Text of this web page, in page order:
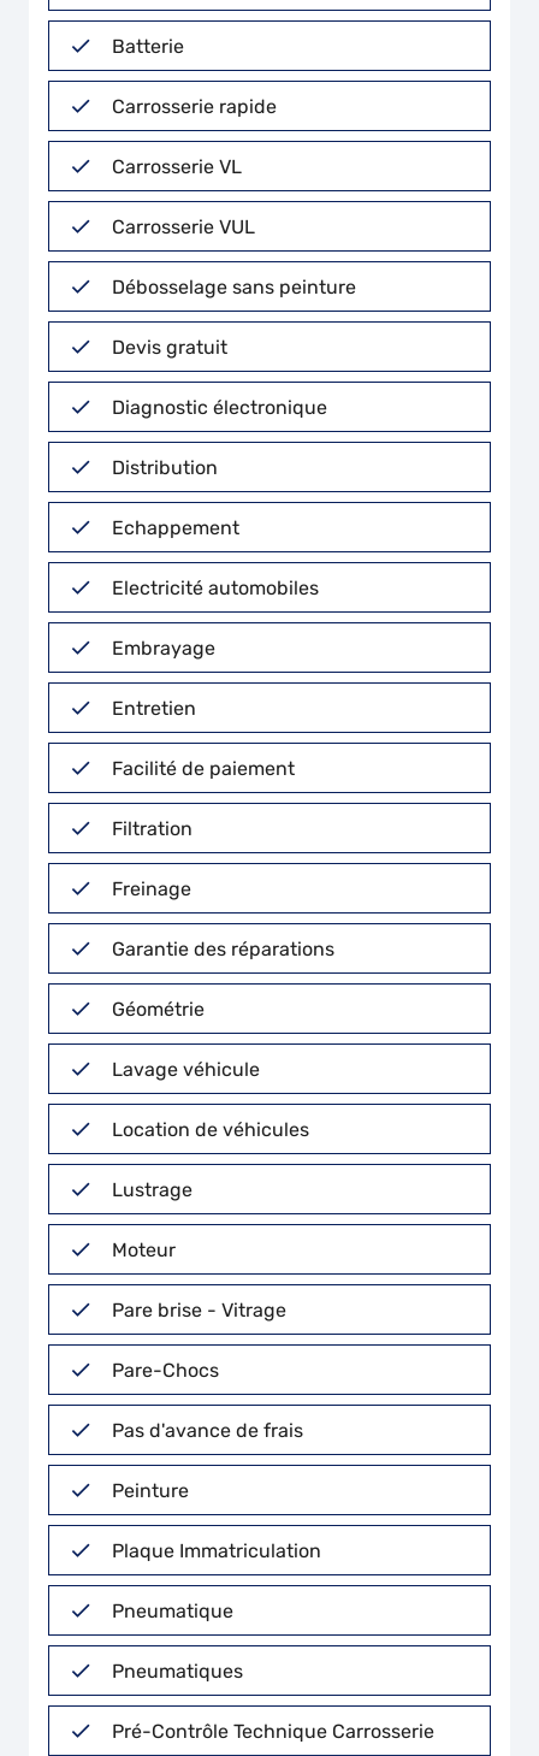
Batterie
Carrosserie rapide
Carrosserie VL
Carrosserie VUL
Débosselage sans peinture
Devis gratuit
Diagnostic électronique
Distribution
Echappement
Electricité automobiles
Embrayage
Entretien
Facilité de paiement
Filtration
Freinage
Garantie des réparations
Géométrie
Lavage véhicule
Location de véhicules
Lustrage
Moteur
Pare brise - Vitrage
Pare-Chocs
Pas d'avance de frais
Peinture
Plaque Immatriculation
Pneumatique
Pneumatiques
Pré-Contrôle Technique Carrosserie